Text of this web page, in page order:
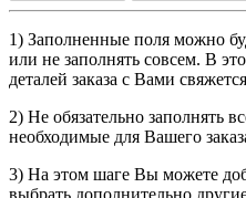
1) Заполненные поля можно
или не заполнять совсем. В
деталей заказа с Вами
2) Не обязательно заполнять
необходимые для Вашего
3) На этом шаге Вы можете